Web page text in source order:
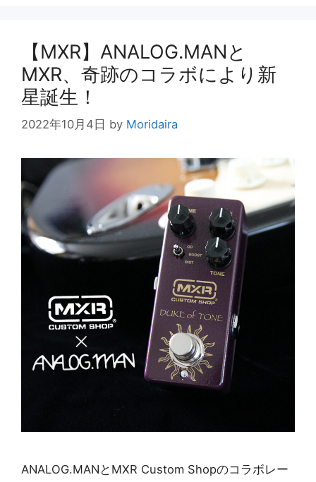
【MXR】ANALOG.MANと
MXR、奇跡のコラボにより新
星誕生！
2022年10月4日 by Moridaira
ANALOG.MANとMXR Custom Shopのコラボレー